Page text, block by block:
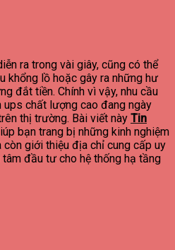
ra trong vài giây, cũng có thể
khổng lồ hoặc gây ra những hư
đắt tiền. Chính vì vậy, nhu cầu
chất lượng cao đang ngày
thị trường. Bài viết này Tin
bạn trang bị những kinh nghiệm
giới thiệu địa chỉ cung cấp uy
đầu tư cho hệ thống hạ tầng